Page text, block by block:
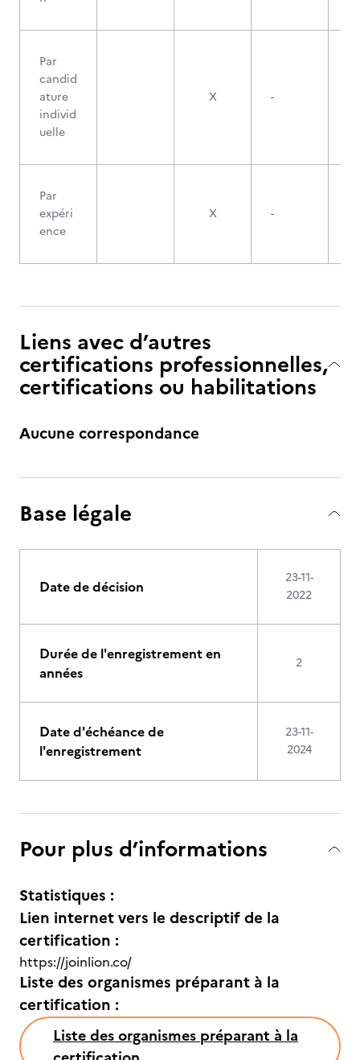
Par
candid
ature
individ
uelle
X -
Par
expéri
ence
X -
Liens avec d’autres
certifications professionnelles,
certifications ou habilitations
Aucune correspondance
Base légale
Date de décision
23-11-
2022
Durée de l'enregistrement en
années
2
Date d'échéance de
l'enregistrement
23-11-
2024
Pour plus d’informations
Statistiques :
Lien internet vers le descriptif de la
certification :
https://joinlion.co/
Liste des organismes préparant à la
certification :
Liste des organismes préparant à la